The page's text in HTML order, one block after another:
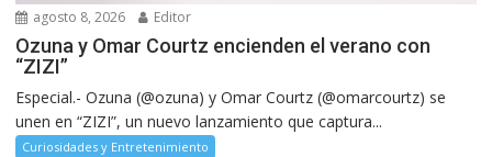
agosto 8, 2026 Editor
Ozuna y Omar Courtz encienden el verano con
“ZIZI”
Especial.- Ozuna (@ozuna) y Omar Courtz (@omarcourtz) se
unen en “ZIZI”, un nuevo lanzamiento que captura...
Curiosidades y Entretenimiento